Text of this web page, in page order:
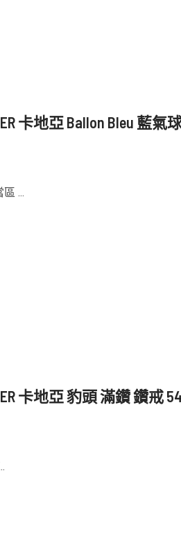
卡地亞 Ballon Bleu 藍氣
...
卡地亞 豹頭 滿鑽 鑽戒